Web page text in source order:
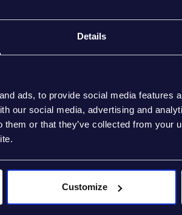
Details
ads, to provide social media features
our social media, advertising and
them or that they’ve collected from your
Customize
Mark Lohweber, CEO
bei CoCoNet
Digitalisierungsprojekte
Banking. Der gelernte
Karriere bei der Deutschen
CoCoNet tätig. Schon
des
diese heute noch zum